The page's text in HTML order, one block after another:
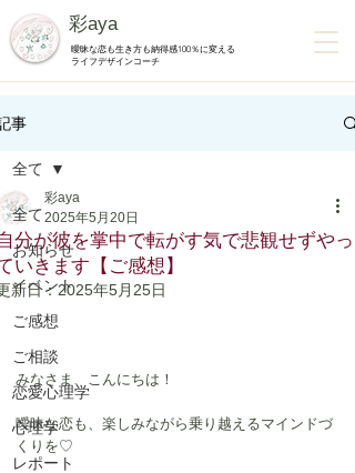
彩aya
曖昧な恋も生き方も納得感100％に変える
ライフデザインコーチ
事
全て
お知らせ
イベント
ご感想
ご相談
恋愛心理学
心理学
レポート
全て
分が彼を掌中で転がす気で悲観せずやっ
いきます【ご感想】
彩aya
2025年5月20日
新日：2025年5月25日
みなさま、こんにちは！
曖昧な恋も、楽しみながら乗り越えるマインドづ
くりを♡